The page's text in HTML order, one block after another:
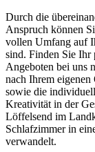
Durch die
Anspruch können
vollen Umfang auf
sind. Finden Sie Ihr
Angeboten bei uns
nach Ihrem
sowie die
Kreativität in der
Löffelsend im
Schlafzimmer in
verwandelt.